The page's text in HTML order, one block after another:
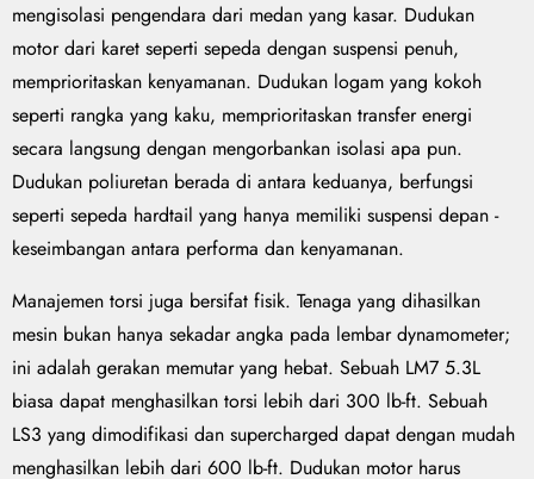
mengisolasi pengendara dari medan yang kasar. Dudukan
motor dari karet seperti sepeda dengan suspensi penuh,
memprioritaskan kenyamanan. Dudukan logam yang kokoh
seperti rangka yang kaku, memprioritaskan transfer energi
secara langsung dengan mengorbankan isolasi apa pun.
Dudukan poliuretan berada di antara keduanya, berfungsi
seperti sepeda hardtail yang hanya memiliki suspensi depan -
keseimbangan antara performa dan kenyamanan.
Manajemen torsi juga bersifat fisik. Tenaga yang dihasilkan
mesin bukan hanya sekadar angka pada lembar dynamometer;
ini adalah gerakan memutar yang hebat. Sebuah LM7 5.3L
biasa dapat menghasilkan torsi lebih dari 300 lb-ft. Sebuah
LS3 yang dimodifikasi dan supercharged dapat dengan mudah
menghasilkan lebih dari 600 lb-ft. Dudukan motor harus